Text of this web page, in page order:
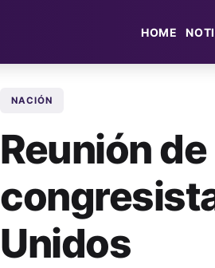
HOME
NACIÓN
Reunión
Unidos